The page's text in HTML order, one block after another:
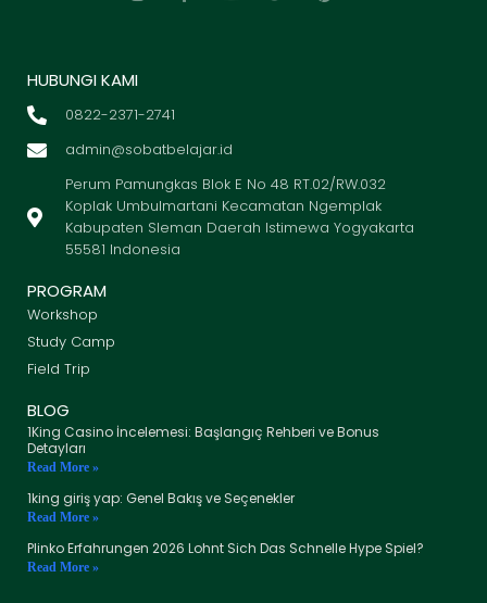
HUBUNGI KAMI
0822-2371-2741
admin@sobatbelajar.id
Perum Pamungkas Blok E No 48 RT.02/RW.032
Koplak Umbulmartani Kecamatan Ngemplak
Kabupaten Sleman Daerah Istimewa Yogyakarta
55581 Indonesia
PROGRAM
Workshop
Study Camp
Field Trip
BLOG
1King Casino İncelemesi: Başlangıç Rehberi ve Bonus
Detayları
Read More »
1king giriş yap: Genel Bakış ve Seçenekler
Read More »
Plinko Erfahrungen 2026 Lohnt Sich Das Schnelle Hype Spiel?
Read More »